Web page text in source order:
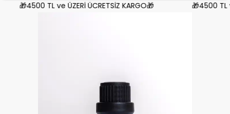
🎁4500 TL ve ÜZERİ ÜCRETSİZ KARGO🎁 🎁4500 TL